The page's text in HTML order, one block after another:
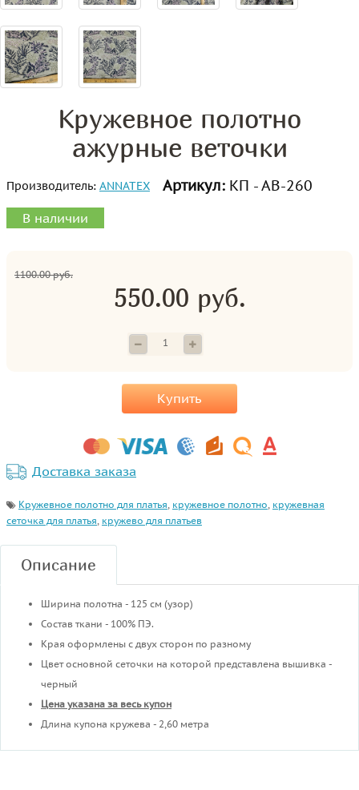
Кружевное полотно
ажурные веточки
Производитель: ANNATEX Артикул: КП - АВ-260
В наличии
1100.00 руб.
550.00 руб.
Купить
Доставка заказа
Кружевное полотно для платья, кружевное полотно, кружевная
сеточка для платья, кружево для платьев
Описание
Ширина полотна - 125 см (узор)
Состав ткани - 100% ПЭ.
Края оформлены с двух сторон по разному
Цвет основной сеточки на которой представлена вышивка -
черный
Цена указана за весь купон
Длина купона кружева - 2,60 метра